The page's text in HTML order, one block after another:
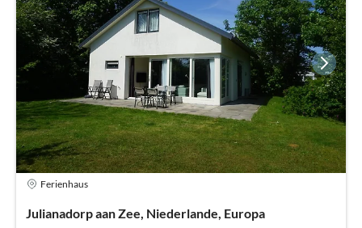
Ferienhaus
Julianadorp aan Zee, Niederlande, Europa